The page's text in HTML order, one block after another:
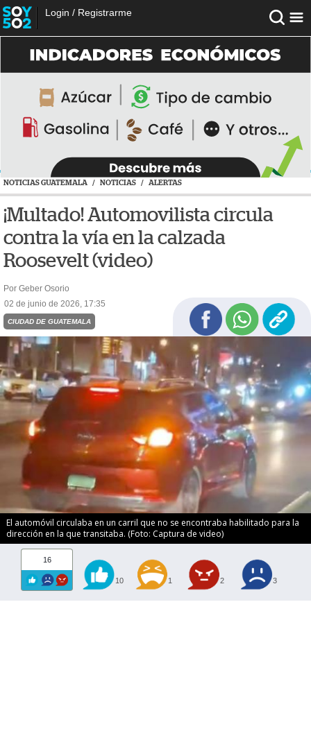
Login / Registrarme
NOTICIAS GUATEMALA / NOTICIAS / ALERTAS
¡Multado! Automovilista circula
contra la vía en la calzada
Roosevelt (video)
Por Geber Osorio
02 de junio de 2026, 17:35
CIUDAD DE GUATEMALA
El automóvil circulaba en un carril que no se encontraba habilitado para la
dirección en la que transitaba. (Foto: Captura de video)
16
10 1 2 3